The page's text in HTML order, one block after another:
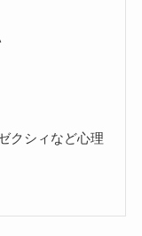
クシィなど心理